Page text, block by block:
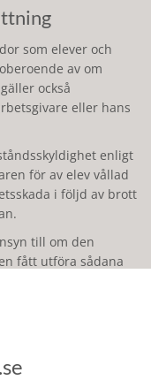
som elever och
av om
också
eller hans
enligt
för av elev vållad
i följd av brott
till om den
fått utföra sådana
eller hans anställda
skadan ska
som är skäligt